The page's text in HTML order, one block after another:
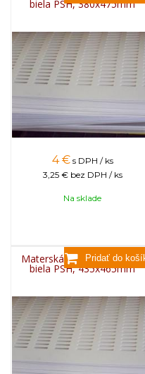
biela PSH, 380x475mm
4 € s DPH / ks
3,25 € bez DPH / ks
Na sklade
Materská mriežka plastová
biela PSH, 435x465mm